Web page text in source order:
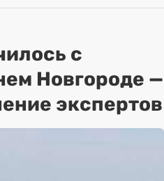
с
Новгороде —
экспертов